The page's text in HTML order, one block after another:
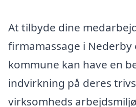
At tilbyde dine
firmamassage i Nederby
kommune kan have en
indvirkning på deres
virksomheds